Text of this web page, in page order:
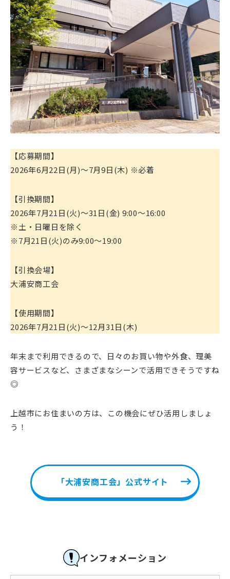
【応募期間】
2026年6月22日(月)～7月9日(木) ※必着
【引換期間】
2026年7月21日(火)～31日(金) 9:00～16:00
※土・日曜日を除く
※7月21日(火)のみ9:00～19:00
【引換会場】
大浦安商工会
【使用期間】
2026年7月21日(火)～12月31日(木)
年末まで利用できるので、日々のお買い物や外食、理美
容サービスなど、さまざまなシーンで活用できそうですね
◎
上越市にお住まいの方は、この機会にぜひ活用しましょ
う！
「大浦安商工会」公式サイト
インフォメーション